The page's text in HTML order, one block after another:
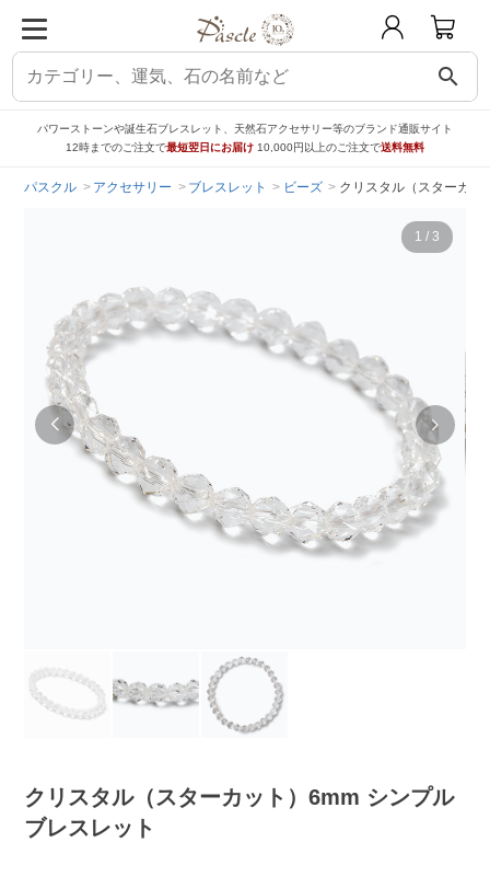
search
パワーストーンや誕生石ブレスレット、天然石アクセサリー等のブランド通販サイト
12時までのご注文で最短翌日にお届け 10,000円以上のご注文で送料無料
パスクル アクセサリー ブレスレット ビーズ クリスタル（スターカッ
1 / 3
クリスタル（スターカット）6mm シンプル
ブレスレット